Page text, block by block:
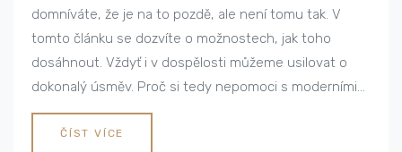
domníváte, že je na to pozdě, ale není tomu tak. V
tomto článku se dozvíte o možnostech, jak toho
dosáhnout. Vždyť i v dospělosti můžeme usilovat o
dokonalý úsměv. Proč si tedy nepomoci s moderními
metodami ortodoncie pro dospělé?
ČÍST VÍCE